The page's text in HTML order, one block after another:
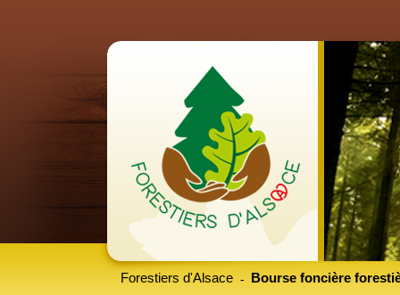
Forestiers d'Alsace Bourse foncière
-